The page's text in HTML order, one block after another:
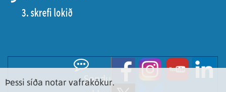
Sendu
Þessi síða notar vafrakökur.